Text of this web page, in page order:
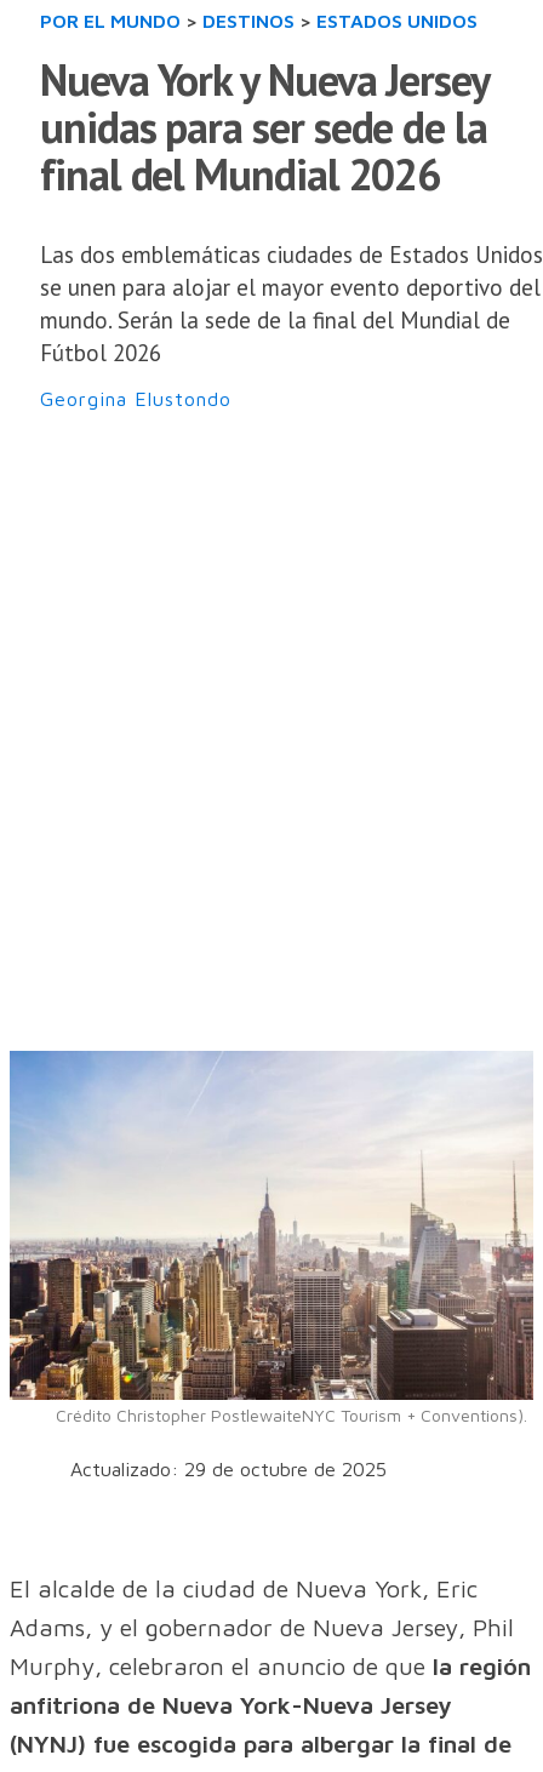
POR EL MUNDO > DESTINOS > ESTADOS UNIDOS
Nueva York y Nueva Jersey
unidas para ser sede de la
final del Mundial 2026
Las dos emblemáticas ciudades de Estados Unidos
se unen para alojar el mayor evento deportivo del
mundo. Serán la sede de la final del Mundial de
Fútbol 2026
Georgina Elustondo
Crédito Christopher PostlewaiteNYC Tourism + Conventions).
Actualizado: 29 de octubre de 2025
El alcalde de la ciudad de Nueva York, Eric
Adams, y el gobernador de Nueva Jersey, Phil
Murphy, celebraron el anuncio de que la región
anfitriona de Nueva York-Nueva Jersey
(NYNJ) fue escogida para albergar la final de